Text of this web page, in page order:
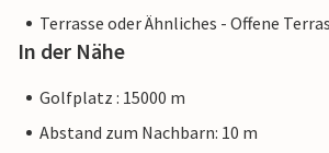
Terrasse oder Ähnliches - Offene
In der Nähe
Golfplatz : 15000 m
Abstand zum Nachbarn: 10 m